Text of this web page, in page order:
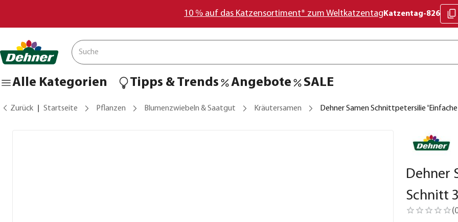
10 % auf das Katzensortiment* zum Weltkatzentag Katzentag-826
Alle Kategorien Tipps & Trends Angebote SALE
Zurück Startseite Pflanzen Blumenzwiebeln & Saatgut Kräutersamen Dehner Samen Schnittpetersilie
Dehner
Schnitt
(